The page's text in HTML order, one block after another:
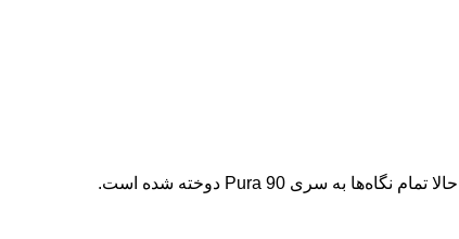
هواوی سال میلادی جدید را بسیار پرقدرت آغاز کرده است. پس از رونمایی از محصولاتی مثل گوشی‌های نوا ۱۵ و تبلت میت‌پد ۱۱.۵ مدل ۲۰۲۶، حالا تمام نگاه‌ها به سری Pura 90 دوخته شده است.